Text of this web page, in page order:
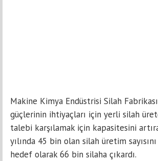
Makine Kimya Endüstrisi Silah
güçlerinin ihtiyaçları için yerli silah
talebi karşılamak için kapasitesini
yılında 45 bin olan silah üretim
hedef olarak 66 bin silaha çıkardı.